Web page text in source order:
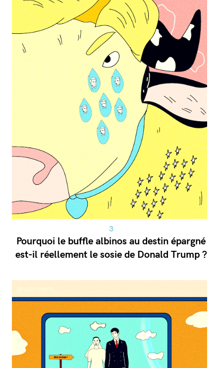
Pourquoi le buffle albinos au destin épargné
est-il réellement le sosie de Donald Trump ?